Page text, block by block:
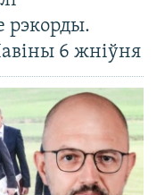
рэкорды.
6 жніўня